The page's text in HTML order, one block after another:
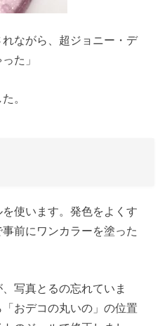
れながら、超ジョニー・デ
た」
。
使います。発色をよくす
前にワンカラーを塗った
写真とるの忘れていま
おデコの丸いの」の位置